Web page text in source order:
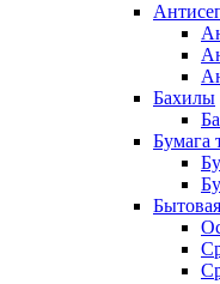
Бахилы
Бумага